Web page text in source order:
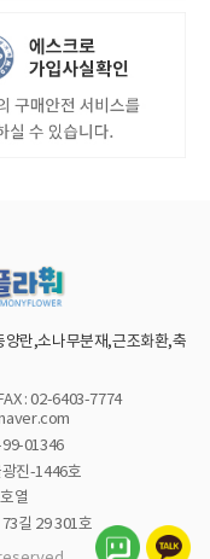
란,소나무분재,근조화환,축
: 02-6403-7774
01346
진-1446호
열
길 29 301호